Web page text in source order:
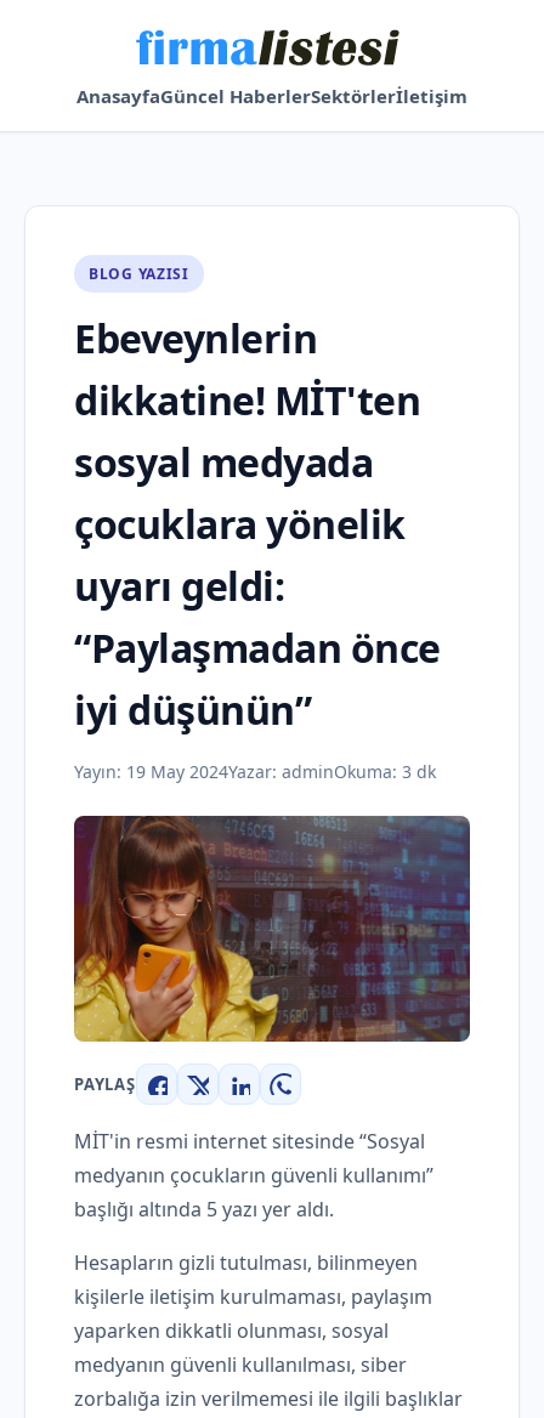
AnasayfaGüncel HaberlerSektörlerİletişim
BLOG YAZISI
Ebeveynlerin
dikkatine! MİT'ten
sosyal medyada
çocuklara yönelik
uyarı geldi:
“Paylaşmadan önce
iyi düşünün”
Yayın: 19 May 2024Yazar: adminOkuma: 3 dk
PAYLAŞ
Facebook
X LinkedInWhatsApp
MİT'in resmi internet sitesinde “Sosyal
medyanın çocukların güvenli kullanımı”
başlığı altında 5 yazı yer aldı.
Hesapların gizli tutulması, bilinmeyen
kişilerle iletişim kurulmaması, paylaşım
yaparken dikkatli olunması, sosyal
medyanın güvenli kullanılması, siber
zorbalığa izin verilmemesi ile ilgili başlıklar